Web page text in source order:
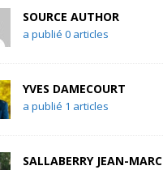
SOURCE AUTHOR
a publié 0 articles
YVES DAMECOURT
a publié 1 articles
SALLABERRY JEAN-MARC